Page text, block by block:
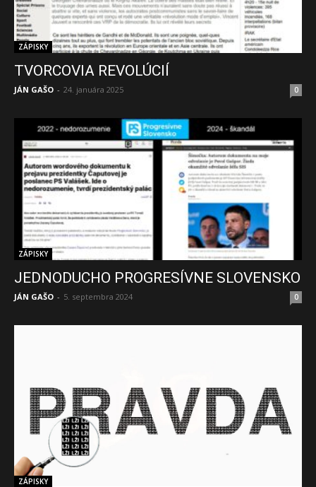
ZÁPISKY
TVORCOVIA REVOLÚCIÍ
JÁN GAŠO - 24. januára 2025 0
ZÁPISKY
JEDNODUCHO PROGRESÍVNE SLOVENSKO
JÁN GAŠO - 5. septembra 2024 0
ZÁPISKY